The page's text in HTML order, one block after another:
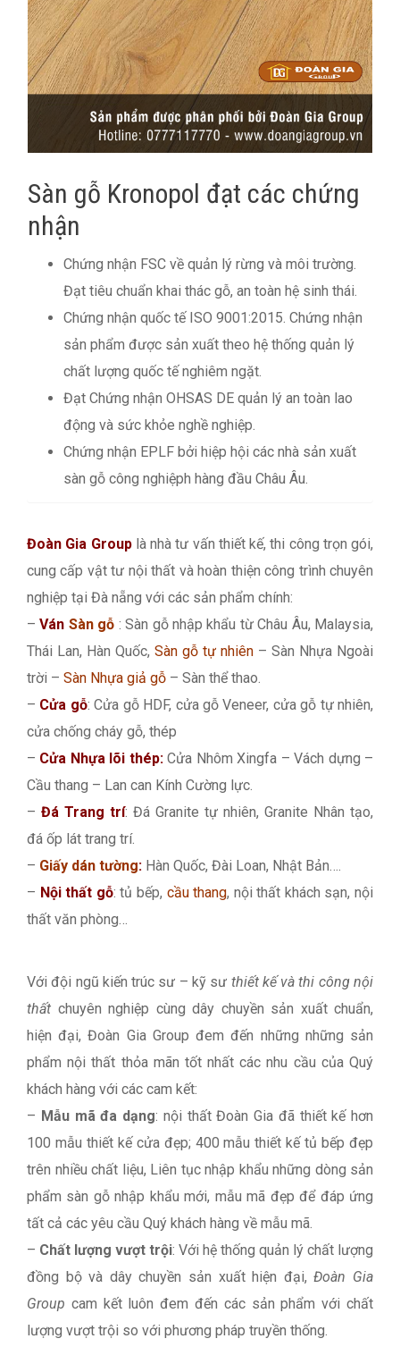
Sàn gỗ Kronopol đạt các chứng
nhận
Chứng nhận FSC về quản lý rừng và môi trường.
Đạt tiêu chuẩn khai thác gỗ, an toàn hệ sinh thái.
Chứng nhận quốc tế ISO 9001:2015. Chứng nhận
sản phẩm được sản xuất theo hệ thống quản lý
chất lượng quốc tế nghiêm ngặt.
Đạt Chứng nhận OHSAS DE quản lý an toàn lao
động và sức khỏe nghề nghiệp.
Chứng nhận EPLF bởi hiệp hội các nhà sản xuất
sàn gỗ công nghiệph hàng đầu Châu Âu.
Đoàn Gia Grouplà nhà tư vấn thiết kế, thi công trọn gói,
cung cấp vật tư nội thất và hoàn thiện công trình chuyên
nghiệp tại Đà nẵng với các sản phẩm chính:
–Ván Sàn gỗ : Sàn gỗ nhập khẩu từ Châu Âu, Malaysia,
Thái Lan, Hàn Quốc, Sàn gỗ tự nhiên – Sàn Nhựa Ngoài
trời – Sàn Nhựa giả gỗ – Sàn thể thao.
– Cửa gỗ: Cửa gỗ HDF, cửa gỗ Veneer, cửa gỗ tự nhiên,
cửa chống cháy gỗ, thép
– Cửa Nhựa lõi thép:Cửa Nhôm Xingfa – Vách dựng –
Cầu thang – Lan can Kính Cường lực.
– Đá Trang trí: Đá Granite tự nhiên, Granite Nhân tạo,
đá ốp lát trang trí.
– Giấy dán tường: Hàn Quốc, Đài Loan, Nhật Bản….
– Nội thất gỗ: tủ bếp, cầu thang, nội thất khách sạn, nội
thất văn phòng…
Với đội ngũ kiến trúc sư – kỹ sư thiết kế và thi công nội
thất chuyên nghiệp cùng dây chuyền sản xuất chuẩn,
hiện đại, Đoàn Gia Group đem đến những những sản
phẩm nội thất thỏa mãn tốt nhất các nhu cầu của Quý
khách hàng với các cam kết:
– Mẫu mã đa dạng: nội thất Đoàn Gia đã thiết kế hơn
100 mẫu thiết kế cửa đẹp; 400 mẫu thiết kế tủ bếp đẹp
trên nhiều chất liệu, Liên tục nhập khẩu những dòng sản
phẩm sàn gỗ nhập khẩu mới, mẫu mã đẹp để đáp ứng
tất cả các yêu cầu Quý khách hàng về mẫu mã.
– Chất lượng vượt trội: Với hệ thống quản lý chất lượng
đồng bộ và dây chuyền sản xuất hiện đại,Đoàn Gia
Group cam kết luôn đem đến các sản phẩm với chất
lượng vượt trội so với phương pháp truyền thống.